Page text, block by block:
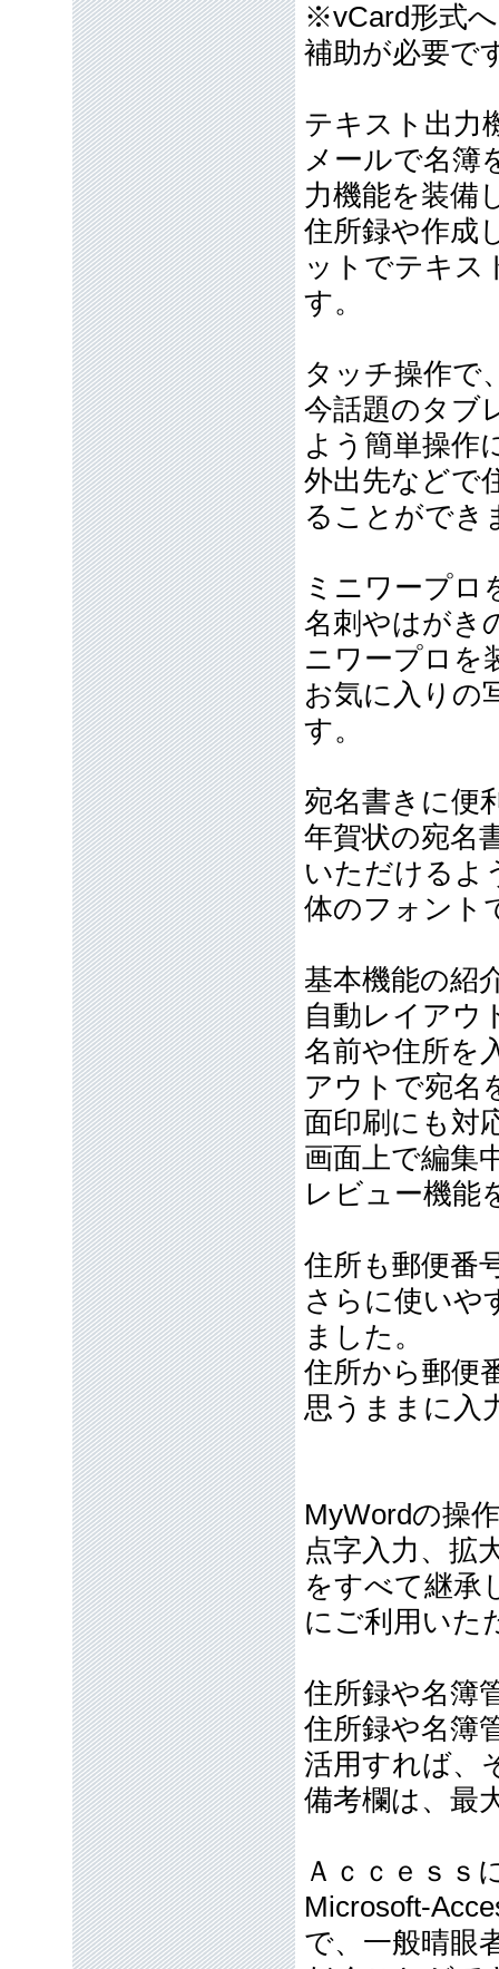
※vCard形式
補助が必要で
テキスト出力
メールで名簿
力機能を装備
住所録や作成
ットでテキス
す。
タッチ操作で
今話題のタブ
よう簡単操作
外出先などで
ることができ
ミニワープロ
名刺やはがき
ニワープロを
お気に入りの
す。
宛名書きに便
年賀状の宛名
いただけるよ
体のフォント
基本機能の紹
自動レイアウ
名前や住所を
アウトで宛名
面印刷にも対
画面上で編集
レビュー機能
住所も郵便番
さらに使いや
ました。
住所から郵便
思うままに入
MyWordの操
点字入力、拡
をすべて継承
にご利用いた
住所録や名簿
住所録や名簿
活用すれば、
備考欄は、最
Ａｃｃｅｓｓ
Microsoft-
で、一般晴眼